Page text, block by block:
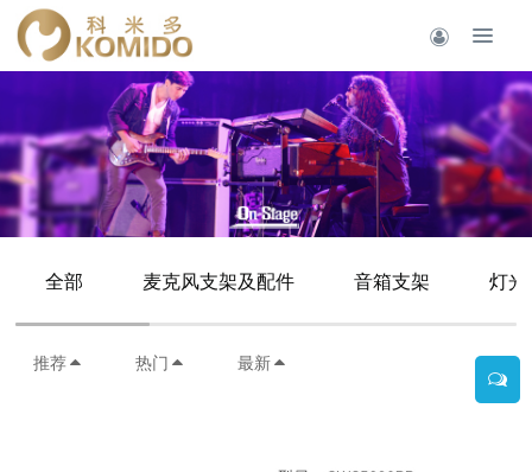
全部 麦克风支架及配件 音箱支架 灯
推荐 热门 最新